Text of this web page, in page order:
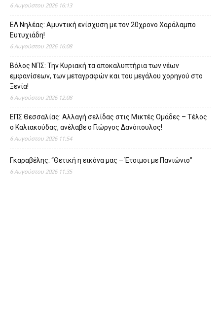
6 Αυγούστου 2026 16:13
ΕΛ Νηλέας: Αμυντική ενίσχυση με τον 20χρονο Χαράλαμπο
Ευτυχιάδη!
6 Αυγούστου 2026 16:08
Βόλος ΝΠΣ: Την Κυριακή τα αποκαλυπτήρια των νέων
εμφανίσεων, των μεταγραφών και του μεγάλου χορηγού στο
Ξενία!
6 Αυγούστου 2026 12:08
ΕΠΣ Θεσσαλίας: Αλλαγή σελίδας στις Μικτές Ομάδες – Τέλος
ο Καλιακούδας, ανέλαβε ο Γιώργος Δανόπουλος!
6 Αυγούστου 2026 11:54
Γκαραβέλης: “Θετική η εικόνα μας – Έτοιμοι με Πανιώνιο”
6 Αυγούστου 2026 11:35